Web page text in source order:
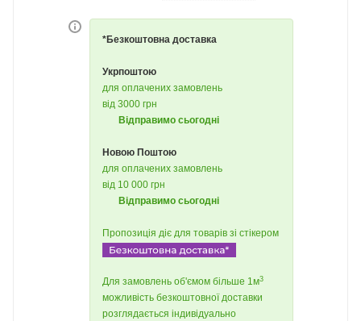
*Безкоштовна доставка
Укрпоштою
для оплачених замовлень
від 3000 грн
Відправимо сьогодні
Новою Поштою
для оплачених замовлень
від 10 000 грн
Відправимо сьогодні
Пропозиція діє для товарів зі стікером
Для замовлень об'ємом більше 1м3
можливість безкоштовної доставки
розглядається індивідуально